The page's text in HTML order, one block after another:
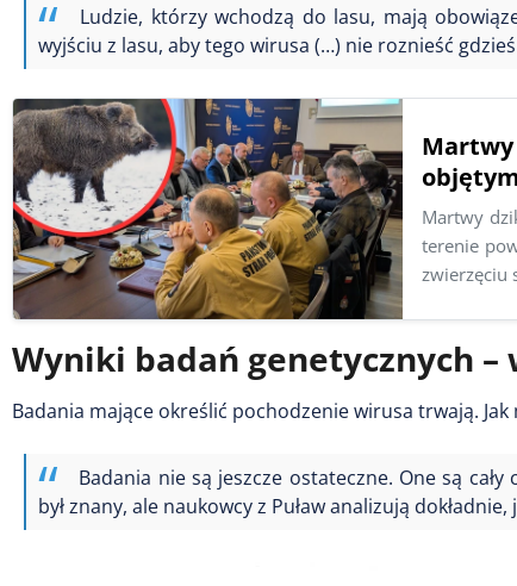
Ludzie, którzy wchodzą do lasu, mają
wyjściu z lasu, aby tego wirusa (…) nie roznieść
Martwy
terenie
zwierzęciu
Wyniki badań genetycznych –
Badania mające określić pochodzenie wirusa trwają. Jak
Badania nie są jeszcze ostateczne. One są
był znany, ale naukowcy z Puław analizują